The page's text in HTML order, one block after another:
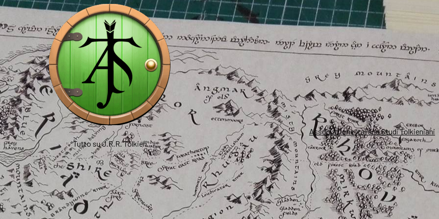
Associazione Italiana Studi Tolkieniani
Tutto su J.R.R. Tolkien